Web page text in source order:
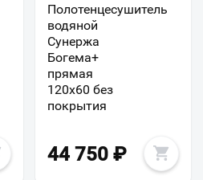
Полотенцесушитель
водяной
Сунержа
Богема+
прямая
120x60 без
покрытия
44 750 ₽